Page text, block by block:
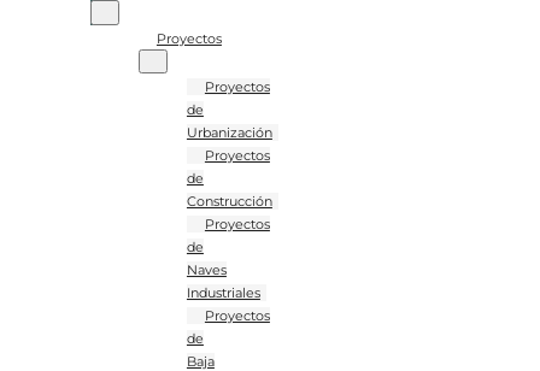
Proyectos
Proyectos
de
Urbanización
Proyectos
de
Construcción
Proyectos
de
Naves
Industriales
Proyectos
de
Baja